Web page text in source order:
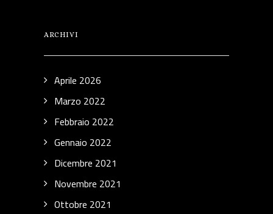
ARCHIVI
Aprile 2026
Marzo 2022
Febbraio 2022
Gennaio 2022
Dicembre 2021
Novembre 2021
Ottobre 2021